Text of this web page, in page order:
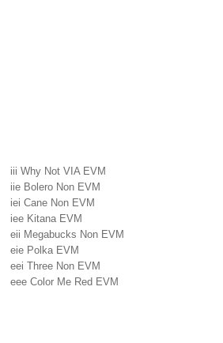
iii Why Not VIA EVM
iie Bolero Non EVM
iei Cane Non EVM
iee Kitana EVM
eii Megabucks Non EVM
eie Polka EVM
eei Three Non EVM
eee Color Me Red EVM